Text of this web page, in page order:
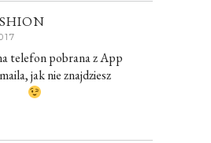
telefon pobrana z App
jak nie znajdziesz